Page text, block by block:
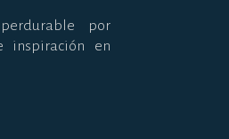
por
inspiración en